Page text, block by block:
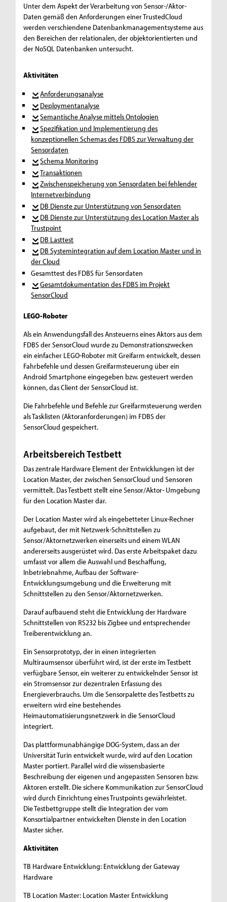
Unter dem Aspekt der Verarbeitung von Sensor-/Aktor-
Daten gemäß den Anforderungen einer TrustedCloud
werden verschiendene Datenbankmanagementsysteme aus
den Bereichen der relationalen, der objektorientierten und
der NoSQL Datenbanken untersucht.
Aktivitäten
Anforderungsanalyse
Deploymentanalyse
Semantische Analyse mittels Ontologien
Spezifikation und Implementierung des
konzeptionellen Schemas des FDBS zur Verwaltung der
Sensordaten
Schema Monitoring
Transaktionen
Zwischenspeicherung von Sensordaten bei fehlender
Internetverbindung
DB Dienste zur Unterstützung von Sensordaten
DB Dienste zur Unterstützung des Location Master als
Trustpoint
DB Lasttest
DB Systemintegration auf dem Location Master und in
der Cloud
Gesamttest des FDBS für Sensordaten
Gesamtdokumentation des FDBS im Projekt
SensorCloud
LEGO-Roboter
Als ein Anwendungsfall des Ansteuerns eines Aktors aus dem
FDBS der SensorCloud wurde zu Demonstrationszwecken
ein einfacher LEGO-Roboter mit Greifarm entwickelt, dessen
Fahrbefehle und dessen Greifarmsteuerung über ein
Android Smartphone eingegeben bzw. gesteuert werden
können, das Client der SensorCloud ist.
Die Fahrbefehle und Befehle zur Greifarmsteuerung werden
als Tasklisten (Aktoranforderungen) im FDBS der
SensorCloud gespeichert.
Arbeitsbereich Testbett
Das zentrale Hardware Element der Entwicklungen ist der
Location Master, der zwischen SensorCloud und Sensoren
vermittelt. Das Testbett stellt eine Sensor/Aktor- Umgebung
für den Location Master dar.
Der Location Master wird als eingebetteter Linux-Rechner
aufgebaut, der mit Netzwerk-Schnittstellen zu
Sensor/Aktornetzwerken einerseits und einem WLAN
andererseits ausgerüstet wird. Das erste Arbeitspaket dazu
umfasst vor allem die Auswahl und Beschaffung,
Inbetriebnahme, Aufbau der Software-
Entwicklungsumgebung und die Erweiterung mit
Schnittstellen zu den Sensor/Aktornetzwerken.
Darauf aufbauend steht die Entwicklung der Hardware
Schnittstellen von RS232 bis Zigbee und entsprechender
Treiberentwicklung an.
Ein Sensorprototyp, der in einen integrierten
Multiraumsensor überführt wird, ist der erste im Testbett
verfügbare Sensor, ein weiterer zu entwickelnder Sensor ist
ein Stromsensor zur dezentralen Erfassung des
Energieverbrauchs. Um die Sensorpalette des Testbetts zu
erweitern wird eine bestehendes
Heimautomatisierungsnetzwerk in die SensorCloud
integriert.
Das plattformunabhängige DOG-System, dass an der
Universität Turin entwickelt wurde, wird auf den Location
Master portiert. Parallel wird die wissensbasierte
Beschreibung der eigenen und angepassten Sensoren bzw.
Aktoren erstellt. Die sichere Kommunikation zur SensorCloud
wird durch Einrichtung eines Trustpoints gewährleistet.
Die Testbettgruppe stellt die Integration der vom
Konsortialpartner entwickelten Dienste in den Location
Master sicher.
Aktivitäten
TB Hardware Entwicklung: Entwicklung der Gateway
Hardware
TB Location Master: Location Master Entwicklung